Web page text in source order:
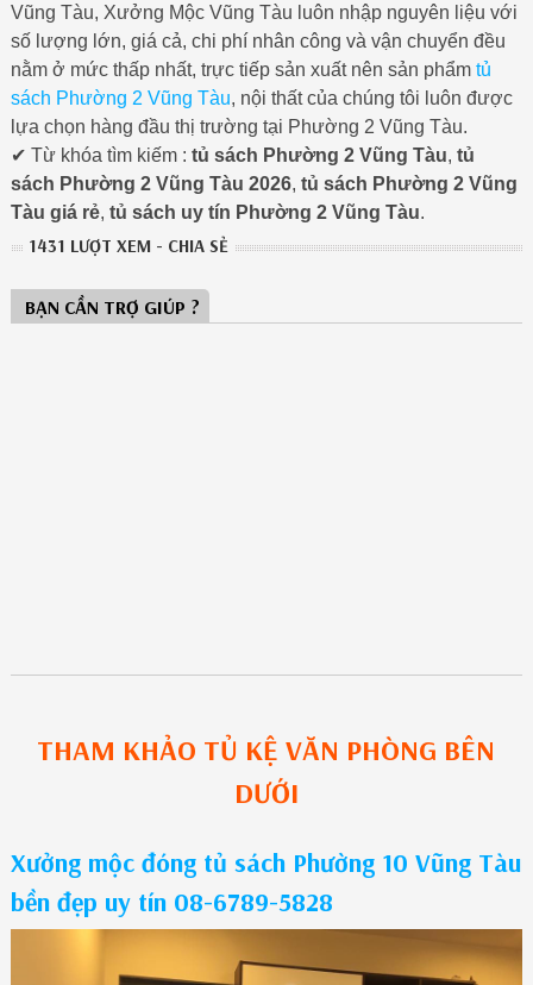
Vũng Tàu, Xưởng Mộc Vũng Tàu luôn nhập nguyên liệu với
số lượng lớn, giá cả, chi phí nhân công và vận chuyển đều
nằm ở mức thấp nhất, trực tiếp sản xuất nên sản phẩm tủ
sách Phường 2 Vũng Tàu, nội thất của chúng tôi luôn được
lựa chọn hàng đầu thị trường tại Phường 2 Vũng Tàu.
✔ Từ khóa tìm kiếm : tủ sách Phường 2 Vũng Tàu, tủ
sách Phường 2 Vũng Tàu 2026, tủ sách Phường 2 Vũng
Tàu giá rẻ, tủ sách uy tín Phường 2 Vũng Tàu.
1431 LƯỢT XEM - CHIA SẺ
BẠN CẦN TRỢ GIÚP ?
THAM KHẢO TỦ KỆ VĂN PHÒNG BÊN
DƯỚI
Xưởng mộc đóng tủ sách Phường 10 Vũng Tàu
bền đẹp uy tín 08-6789-5828